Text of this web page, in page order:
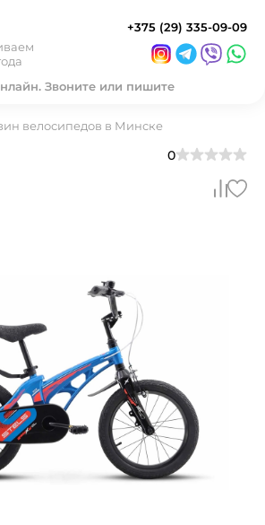
+375 (29) 335-09-09
Звоните или пишите
велосипедов в Минске
0